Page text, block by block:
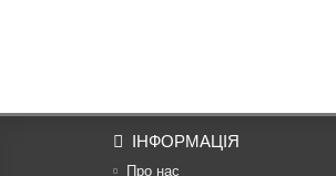
ІНФОРМАЦІЯ
Про нас